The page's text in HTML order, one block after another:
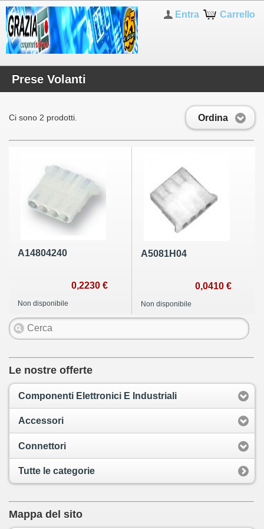
Carrello
Entra
Prese Volanti
Ordina
Ci sono 2 prodotti.
A14804240
0,2230 €
Non disponibile
A5081H04
0,0410 €
Non disponibile
Le nostre offerte
Componenti Elettronici E Industriali
Accessori
Connettori
Tutte le categorie
Mappa del sito